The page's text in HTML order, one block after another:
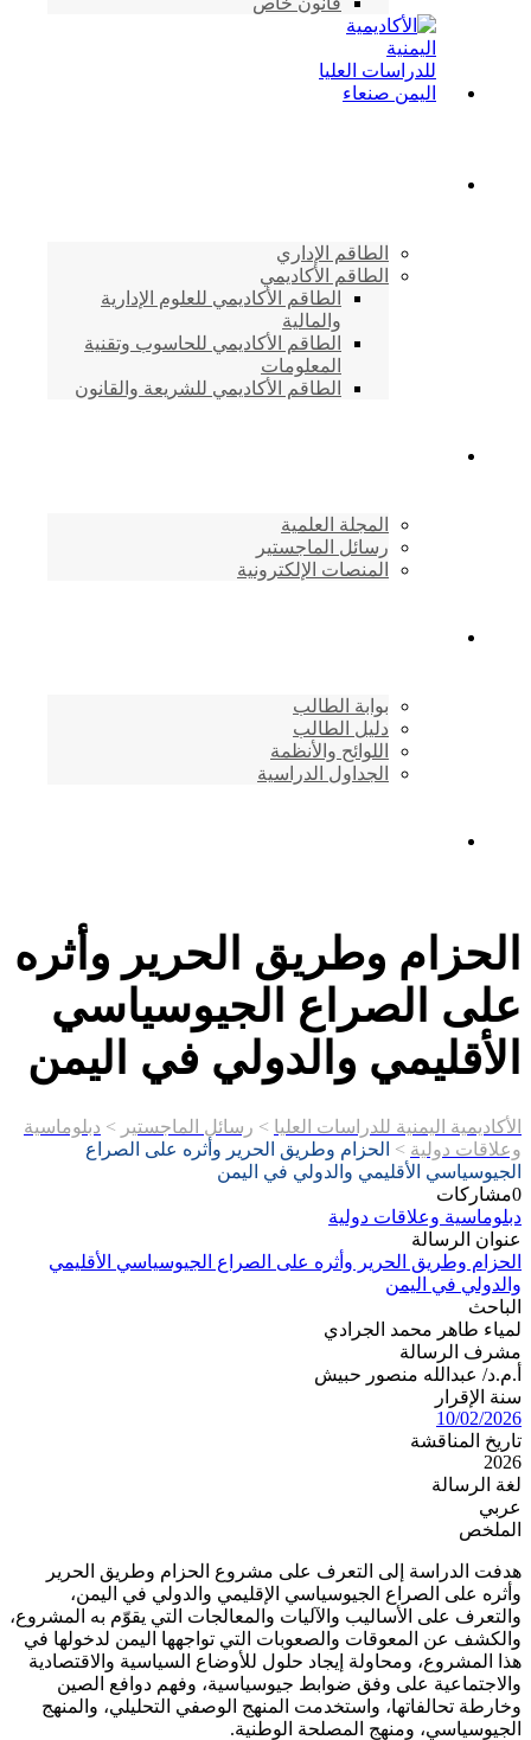
الطاقم الإداري
الطاقم الأكاديمي
الطاقم الأكاديمي للعلوم الإدارية
والمالية
الطاقم الأكاديمي للحاسوب وتقنية
المعلومات
الطاقم الأكاديمي للشريعة والقانون
المجلة العلمية
رسائل الماجستير
المنصات الإلكترونية
بوابة الطالب
دليل الطالب
اللوائح والأنظمة
الجداول الدراسية
الحزام وطريق الحرير وأثره
على الصراع الجيوسياسي
الأقليمي والدولي في اليمن
الأكاديمية اليمنية للدراسات العليا > رسائل الماجستير > دبلوماسية
وعلاقات دولية > الحزام وطريق الحرير وأثره على الصراع
الجيوسياسي الأقليمي والدولي في اليمن
0مشاركات
دبلوماسية وعلاقات دولية
عنوان الرسالة
الحزام وطريق الحرير وأثره على الصراع الجيوسياسي الأقليمي
والدولي في اليمن
الباحث
لمياء طاهر محمد الجرادي
مشرف الرسالة
أ.م.د/ عبدالله منصور حبيش
سنة الإقرار
10/02/2026
تاريخ المناقشة
2026
لغة الرسالة
عربي
الملخص
هدفت الدراسة إلى التعرف على مشروع الحزام وطريق الحرير
وأثره على الصراع الجيوسياسي الإقليمي والدولي في اليمن،
والتعرف على الأساليب والآليات والمعالجات التي يقوّم به المشروع،
والكشف عن المعوقات والصعوبات التي تواجهها اليمن لدخولها في
هذا المشروع، ومحاولة إيجاد حلول للأوضاع السياسية والاقتصادية
والاجتماعية على وفق ضوابط جيوسياسية، وفهم دوافع الصين
وخارطة تحالفاتها، واستخدمت المنهج الوصفي التحليلي، والمنهج
الجيوسياسي، ومنهج المصلحة الوطنية.